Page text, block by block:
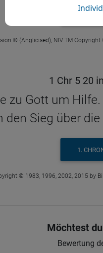
1.
® (Anglicised), NIV TM
1 Chr 5 20
zu Gott um
den Sieg über
1.
© 1983, 1996, 2002, 2015 by
Möchtest
Bewertung